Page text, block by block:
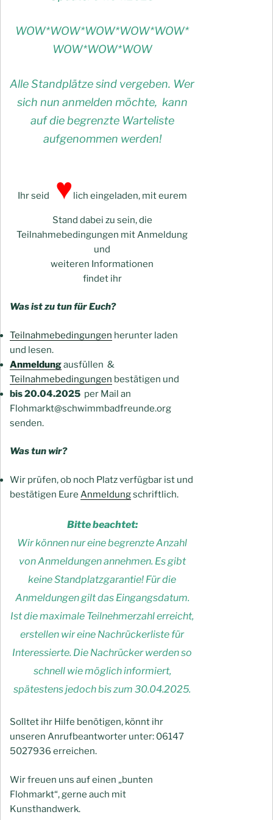
WOW*WOW*WOW*WOW*WOW*
WOW*WOW*WOW
Alle Standplätze sind vergeben. Wer
sich nun anmelden möchte, kann
auf die begrenzte Warteliste
aufgenommen werden!
Ihr seid ♥ lich eingeladen, mit eurem
Stand dabei zu sein, die
Teilnahmebedingungen mit Anmeldung
und
weiteren Informationen
findet ihr
Was ist zu tun für Euch?
Teilnahmebedingungen herunter laden
und lesen.
Anmeldungausfüllen &
Teilnahmebedingungen bestätigen und
bis 20.04.2025 per Mail an
Flohmarkt@schwimmbadfreunde.org
senden.
Was tun wir?
Wir prüfen, ob noch Platz verfügbar ist und
bestätigen Eure Anmeldungschriftlich.
Bitte beachtet:
Wir können nur eine begrenzte Anzahl
von Anmeldungen annehmen. Es gibt
keine Standplatzgarantie! Für die
Anmeldungen gilt das Eingangsdatum.
Ist die maximale Teilnehmerzahl erreicht,
erstellen wir eine Nachrückerliste für
Interessierte. Die Nachrücker werden so
schnell wie möglich informiert,
spätestens jedoch bis zum 30.04.2025.
Solltet ihr Hilfe benötigen, könnt ihr
unseren Anrufbeantworter unter: 06147
5027936 erreichen.
Wir freuen uns auf einen „bunten
Flohmarkt“, gerne auch mit
Kunsthandwerk.